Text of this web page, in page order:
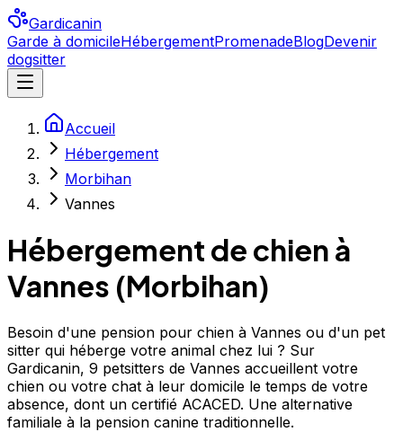
Gardicanin
Garde à domicileHébergementPromenadeBlogDevenir
dogsitter
Accueil
Hébergement
Morbihan
Vannes
Hébergement de chien à
Vannes (Morbihan)
Besoin d'une pension pour chien à Vannes ou d'un pet
sitter qui héberge votre animal chez lui ? Sur
Gardicanin, 9 petsitters de Vannes accueillent votre
chien ou votre chat à leur domicile le temps de votre
absence, dont un certifié ACACED. Une alternative
familiale à la pension canine traditionnelle.